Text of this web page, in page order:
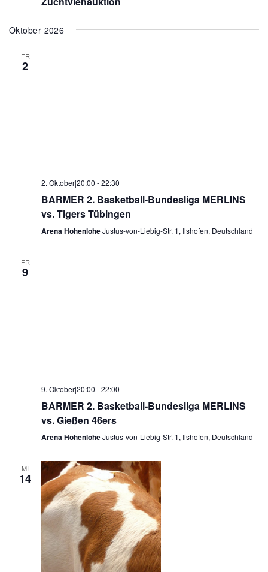
Oktober 2026
FR
2
2. Oktober|20:00 -22:30
BARMER 2. Basketball-Bundesliga MERLINS
vs. Tigers Tübingen
Arena HohenloheJustus-von-Liebig-Str. 1, Ilshofen, Deutschland
FR
9
9. Oktober|20:00 -22:00
BARMER 2. Basketball-Bundesliga MERLINS
vs. Gießen 46ers
Arena HohenloheJustus-von-Liebig-Str. 1, Ilshofen, Deutschland
MI
14